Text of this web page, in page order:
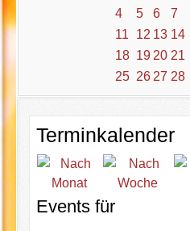
4
5 6 7
11
12 13 14
18 19 20 21
25 26 27 28
Terminkalender
Events für